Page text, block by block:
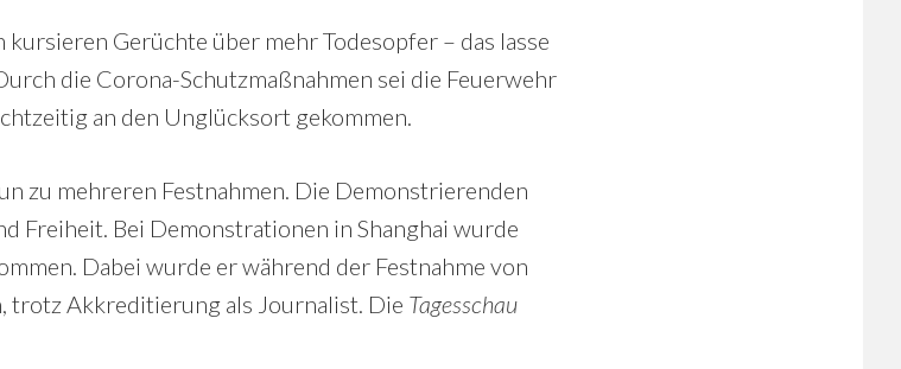
Gerüchte über mehr Todesopfer – das lasse
die Corona-Schutzmaßnahmen sei die Feuerwehr
an den Unglücksort gekommen.
zu mehreren Festnahmen. Die Demonstrierenden
Freiheit. Bei Demonstrationen in Shanghai wurde
Dabei wurde er während der Festnahme von
trotz Akkreditierung als Journalist. Die Tagesschau